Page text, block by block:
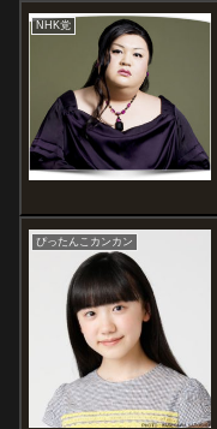
NHK党
ぴったんこカンカン